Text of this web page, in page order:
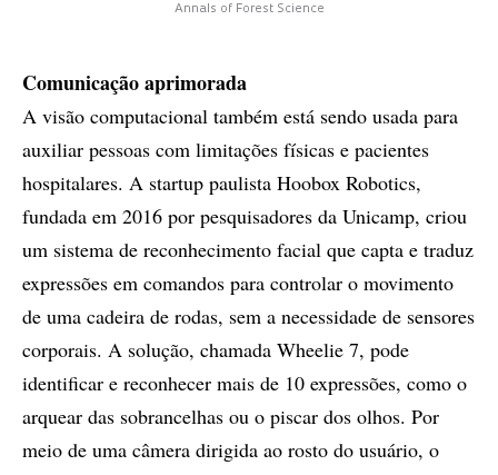
Annals of Forest Science
Comunicação aprimorada
A visão computacional também está sendo usada para
auxiliar pessoas com limitações físicas e pacientes
hospitalares. A startup paulista Hoobox Robotics,
fundada em 2016 por pesquisadores da Unicamp, criou
um sistema de reconhecimento facial que capta e traduz
expressões em comandos para controlar o movimento
de uma cadeira de rodas, sem a necessidade de sensores
corporais. A solução, chamada Wheelie 7, pode
identificar e reconhecer mais de 10 expressões, como o
arquear das sobrancelhas ou o piscar dos olhos. Por
meio de uma câmera dirigida ao rosto do usuário, o